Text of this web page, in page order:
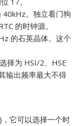
40kHz。独立看门狗
的时钟源。
的石英晶体。这个
择为 HSI/2、HSE
输出频率最大不得
它可以选择一个时